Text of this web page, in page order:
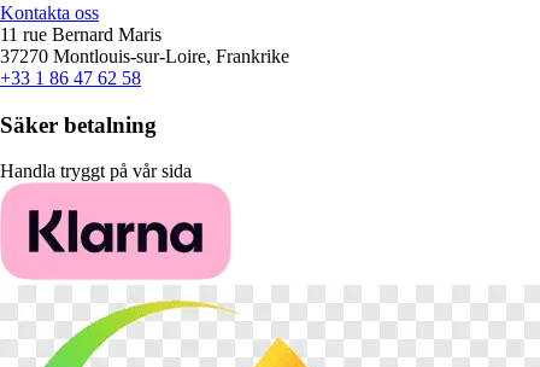
Kontakta oss
11 rue Bernard Maris
37270 Montlouis-sur-Loire, Frankrike
+33 1 86 47 62 58
Säker betalning
Handla tryggt på vår sida